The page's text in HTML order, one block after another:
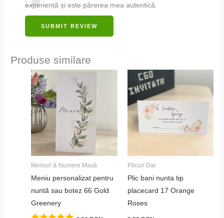
experiență și este părerea mea autentică.
SUBMIT REVIEW
Produse similare
Meniuri & Numere Masă
Meniu personalizat pentru
nuntă sau botez 66 Gold
Greenery
Plicuri Dar
Plic bani nunta tip
placecard 17 Orange
Roses